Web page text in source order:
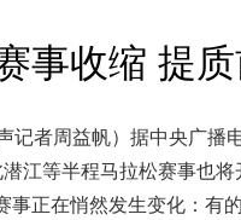
事收缩 提
记者周益帆）据中央广
江等半程马拉松赛事也将
正在悄然发生变化：有